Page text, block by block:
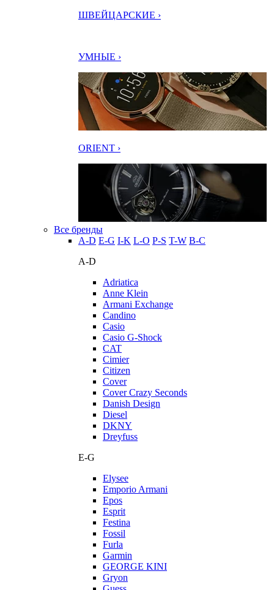
ШВЕЙЦАРСКИЕ ›
УМНЫЕ ›
ORIENT ›
Все бренды
A-D E-G I-K L-O P-S T-W В-С
A-D
Adriatica
Anne Klein
Armani Exchange
Candino
Casio
Casio G-Shock
CAT
Cimier
Citizen
Cover
Cover Crazy Seconds
Danish Design
Diesel
DKNY
Dreyfuss
E-G
Elysee
Emporio Armani
Epos
Esprit
Festina
Fossil
Furla
Garmin
GEORGE KINI
Gryon